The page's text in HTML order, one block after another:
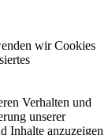
wir Cookies
Verhalten und
unserer
Inhalte anzuzeigen